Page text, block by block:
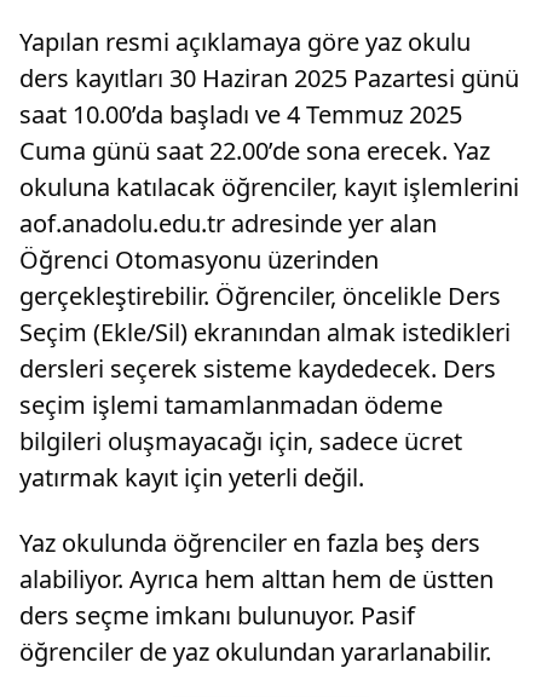
Yapılan resmi açıklamaya göre yaz okulu
ders kayıtları 30 Haziran 2025 Pazartesi günü
saat 10.00’da başladı ve 4 Temmuz 2025
Cuma günü saat 22.00’de sona erecek. Yaz
okuluna katılacak öğrenciler, kayıt işlemlerini
aof.anadolu.edu.tr adresinde yer alan
Öğrenci Otomasyonu üzerinden
gerçekleştirebilir. Öğrenciler, öncelikle Ders
Seçim (Ekle/Sil) ekranından almak istedikleri
dersleri seçerek sisteme kaydedecek. Ders
seçim işlemi tamamlanmadan ödeme
bilgileri oluşmayacağı için, sadece ücret
yatırmak kayıt için yeterli değil.
Yaz okulunda öğrenciler en fazla beş ders
alabiliyor. Ayrıca hem alttan hem de üstten
ders seçme imkanı bulunuyor. Pasif
öğrenciler de yaz okulundan yararlanabilir.